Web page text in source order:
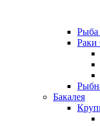
Рыба
Раки
Бакалея